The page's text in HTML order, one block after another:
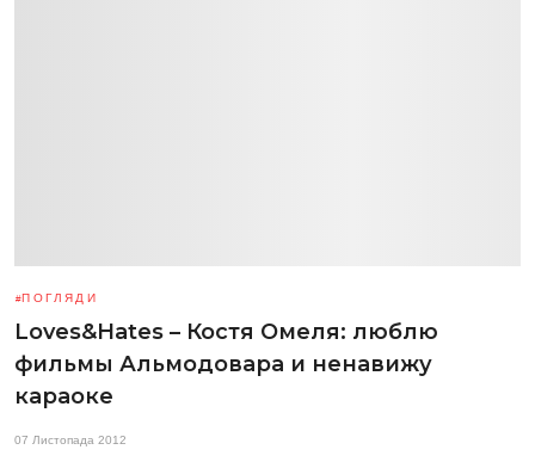
ПОГЛЯДИ
Loves&Hates – Костя Омеля: люблю
фильмы Альмодовара и ненавижу
караоке
07 Листопада 2012